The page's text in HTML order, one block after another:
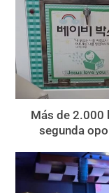
Más de 2.000
segunda